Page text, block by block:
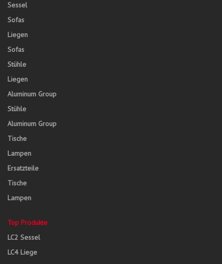
Sessel
Sofas
Liegen
Sofas
Stühle
Liegen
Aluminum Group
Stühle
Aluminum Group
Tische
Lampen
Ersatzteile
Tische
Lampen
Top Produkte
LC2 Sessel
LC4 Liege